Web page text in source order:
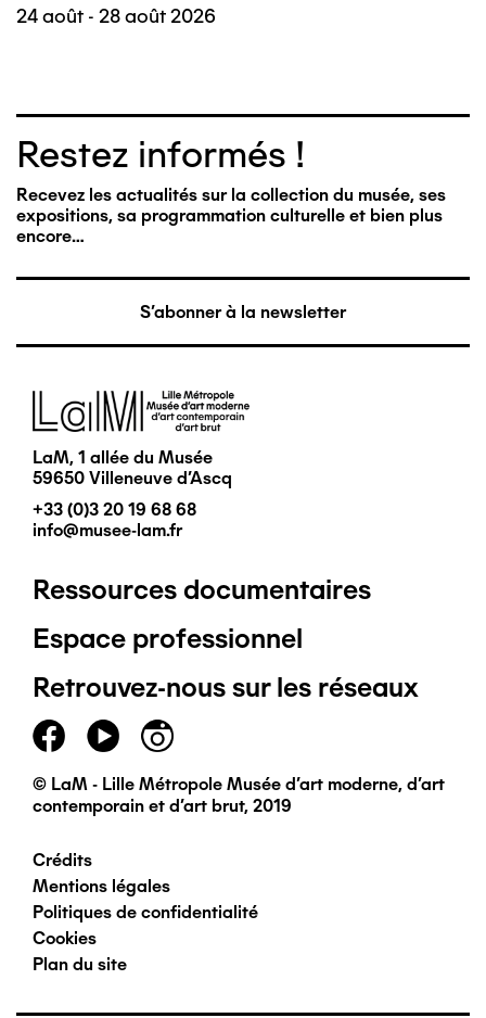
24 août - 28 août 2026
Restez informés !
Recevez les actualités sur la collection du musée, ses
expositions, sa programmation culturelle et bien plus
encore…
S'abonner à la newsletter
Image
LaM, 1 allée du Musée
59650 Villeneuve d'Ascq
+33 (0)3 20 19 68 68
info@musee-lam.fr
Pied
de
page
principal
Ressources documentaires
Espace professionnel
Retrouvez-nous sur les réseaux
© LaM - Lille Métropole Musée d'art moderne, d'art
contemporain et d'art brut, 2019
Pied
de
page
Crédits
Mentions légales
Politiques de confidentialité
Cookies
Plan du site